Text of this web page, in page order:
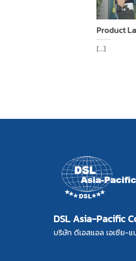
Product
[...]
DSL Asia-Pacific
บริษัท ดีเอสแอล เอเซีย-